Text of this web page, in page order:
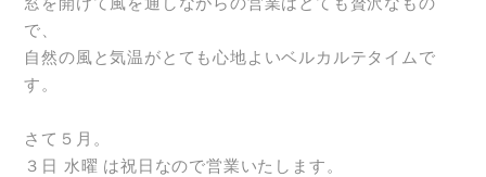
で、
自然の風と気温がとても心地よいベルカルテタイムで
す。
さて５月。
３日 水曜 は祝日なので営業いたします。